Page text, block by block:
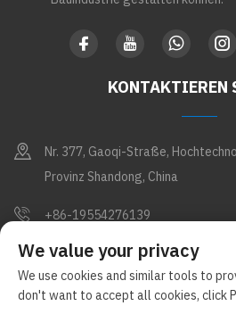
KONTAKTIEREN
Nr. 377, Gaoqi-Straße,
Provinz Shandong, China
+86-19554276139
[email protected]
We value your privacy
We use cookies and similar tools to
don't want to accept all cookies, click